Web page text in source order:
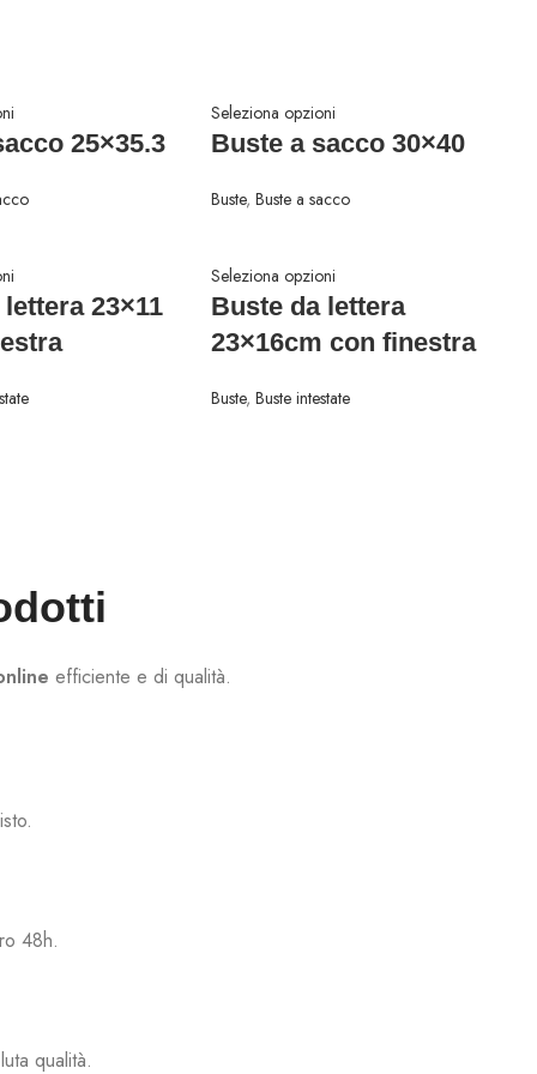
25×35.3
Seleziona opzioni
Buste a sacco 30×40
Buste, Buste a sacco
23×11
Seleziona opzioni
Buste da lettera
23×16cm con finestra
Buste, Buste intestate
efficiente e di qualità.
48h.
qualità.